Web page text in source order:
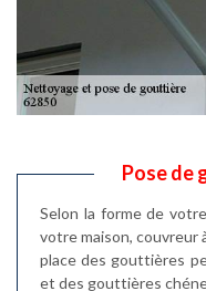
Pose de
Selon la forme de
votre maison, couvreur
place des gouttières
et des gouttières